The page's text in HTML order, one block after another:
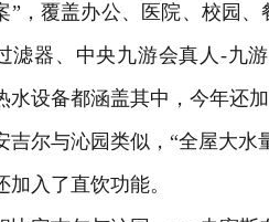
”，覆盖办公、医院、校园
滤器、中央九游会真人-九
水设备都涵盖其中，今年还加
与沁园类似，“全屋大水
加入了直饮功能。